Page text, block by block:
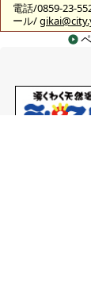
電話/0859-23-
ール/